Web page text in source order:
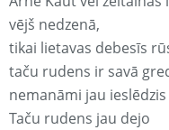
vējš nedzenā,
tikai lietavas debesīs
taču rudens ir savā
nemanāmi jau
Taču rudens jau dejo